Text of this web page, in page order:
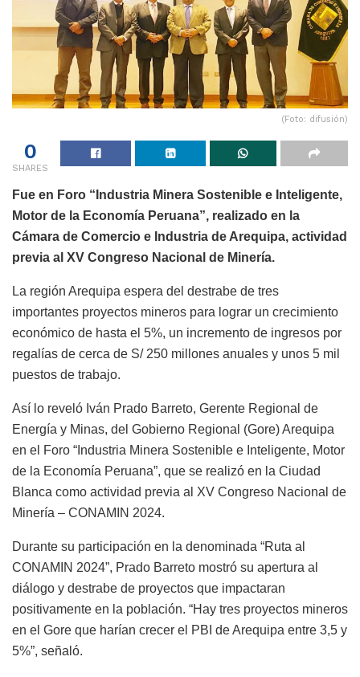
(Foto: difusión)
0
SHARES
Fue en Foro “Industria Minera Sostenible e Inteligente,
Motor de la Economía Peruana”, realizado en la
Cámara de Comercio e Industria de Arequipa, actividad
previa al XV Congreso Nacional de Minería.
La región Arequipa espera del destrabe de tres
importantes proyectos mineros para lograr un crecimiento
económico de hasta el 5%, un incremento de ingresos por
regalías de cerca de S/ 250 millones anuales y unos 5 mil
puestos de trabajo.
Así lo reveló Iván Prado Barreto, Gerente Regional de
Energía y Minas, del Gobierno Regional (Gore) Arequipa
en el Foro “Industria Minera Sostenible e Inteligente, Motor
de la Economía Peruana”, que se realizó en la Ciudad
Blanca como actividad previa al XV Congreso Nacional de
Minería – CONAMIN 2024.
Durante su participación en la denominada “Ruta al
CONAMIN 2024”, Prado Barreto mostró su apertura al
diálogo y destrabe de proyectos que impactaran
positivamente en la población. “Hay tres proyectos mineros
en el Gore que harían crecer el PBI de Arequipa entre 3,5 y
5%”, señaló.